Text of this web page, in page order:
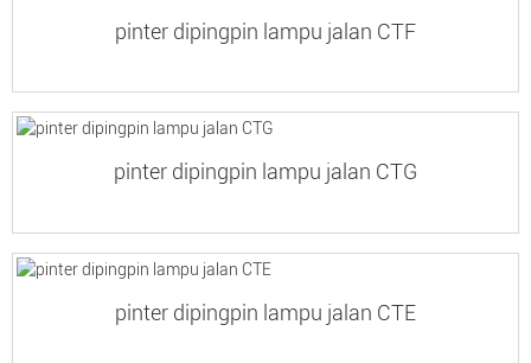
pinter dipingpin lampu jalan CTF
pinter dipingpin lampu jalan CTG
pinter dipingpin lampu jalan CTE